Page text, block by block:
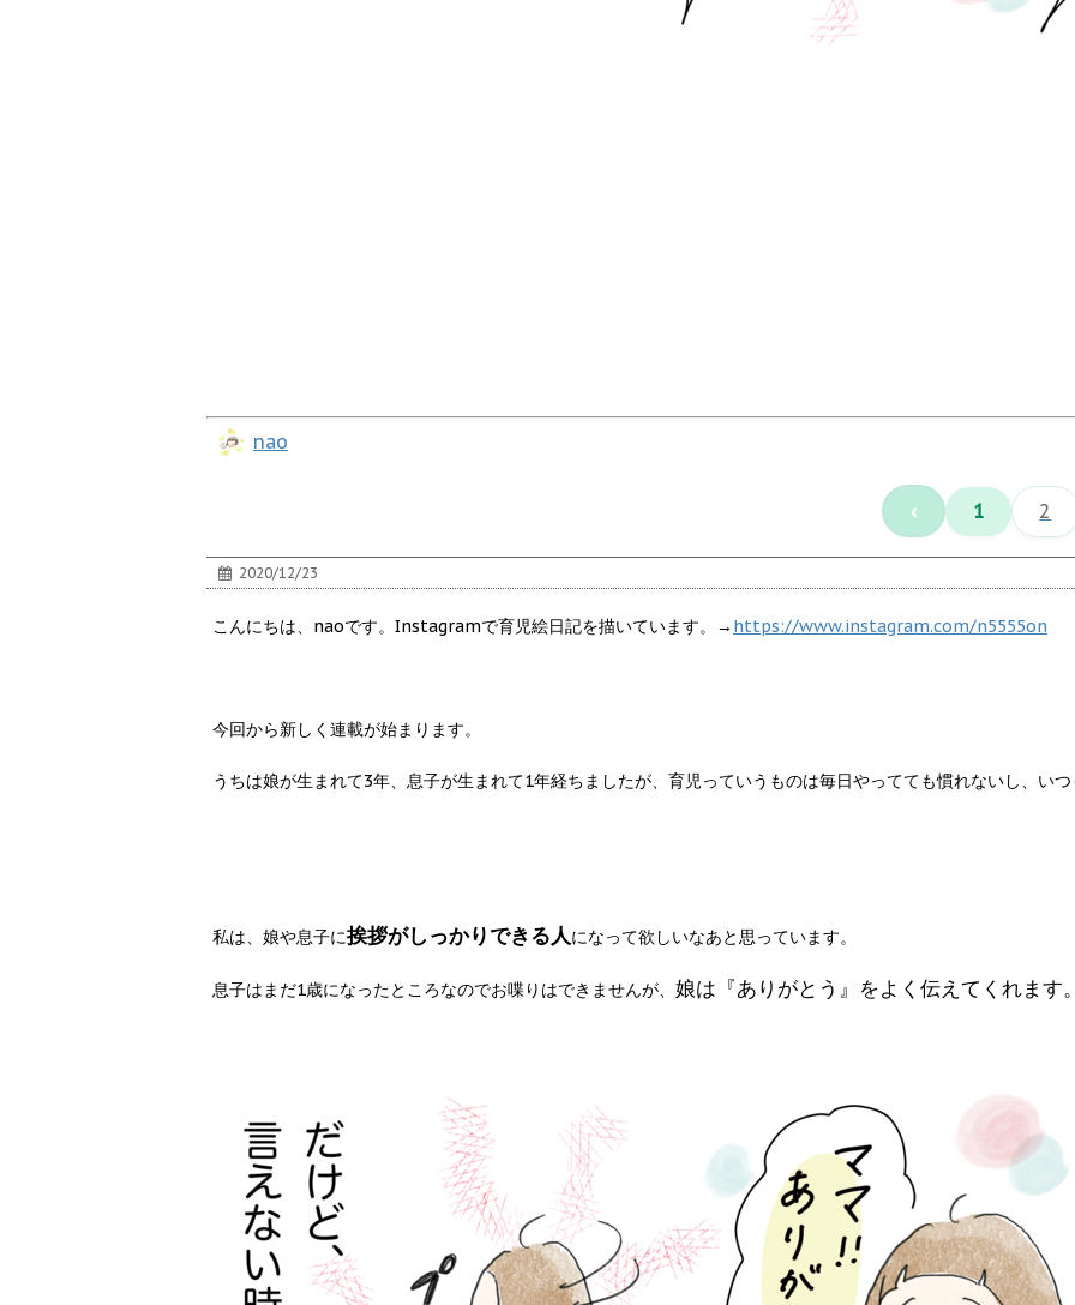
nao
‹ 1 2
2020/12/23
こんにちは、naoです。Instagramで育児絵日記を描いています。→ https://www.instagram.com/n5555on
今回から新しく連載が始まります。
うちは娘が生まれて3年、息子が生まれて1年経ちましたが、育児っていうものは毎日やってても慣れないし、
私は、娘や息子に挨拶がしっかりできる人になって欲しいなあと思っています。
息子はまだ1歳になったところなのでお喋りはできませんが、 娘は『ありがとう』をよく伝えてくれます